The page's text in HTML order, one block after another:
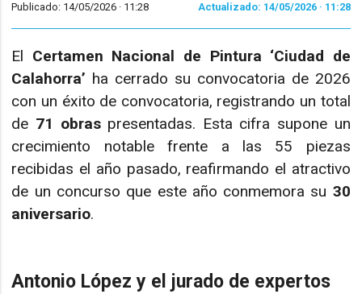
Publicado: 14/05/2026 · 11:28 Actualizado: 14/05/2026 · 11:28
El Certamen Nacional de Pintura ‘Ciudad de
Calahorra’ ha cerrado su convocatoria de 2026
con un éxito de convocatoria, registrando un total
de 71 obraspresentadas. Esta cifra supone un
crecimiento notable frente a las 55 piezas
recibidas el año pasado, reafirmando el atractivo
de un concurso que este año conmemora su 30
aniversario.
Antonio López y el jurado de expertos